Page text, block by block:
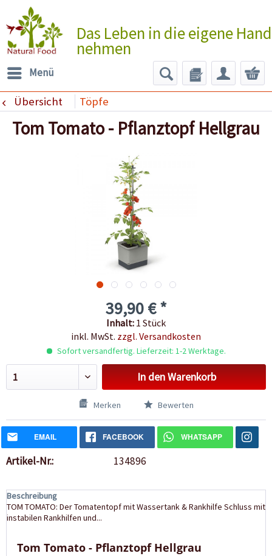
Das Leben in die eigene Hand
nehmen
Menü
Übersicht Töpfe
Tom Tomato - Pflanztopf Hellgrau
39,90 € *
Inhalt: 1 Stück
inkl. MwSt. zzgl. Versandkosten
Sofort versandfertig. Lieferzeit: 1-2 Werktage.
In denWarenkorb
Merken Bewerten
EMAIL FACEBOOK WHATSAPP
Artikel-Nr.: 134896
Beschreibung
TOM TOMATO: Der Tomatentopf mit Wassertank & Rankhilfe Schluss mit
instabilen Rankhilfen und...
Tom Tomato - Pflanztopf Hellgrau